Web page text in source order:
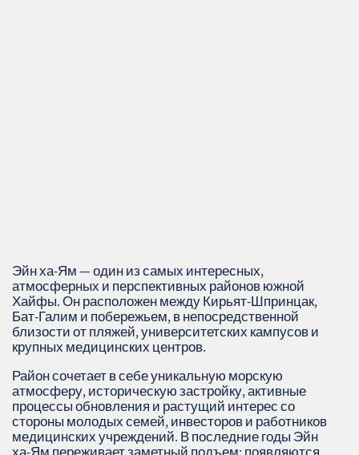
Эйн ха‑Ям — один из самых интересных,
атмосферных и перспективных районов южной
Хайфы. Он расположен между Кирьят‑Шпринцак,
Бат‑Галим и побережьем, в непосредственной
близости от пляжей, университетских кампусов и
крупных медицинских центров.
Район сочетает в себе уникальную морскую
атмосферу, историческую застройку, активные
процессы обновления и растущий интерес со
стороны молодых семей, инвесторов и работников
медицинских учреждений. В последние годы Эйн